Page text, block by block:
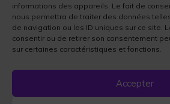
informations des appareils. Le fait de
nous permettra de traiter des données
de navigation ou les ID uniques sur ce site.
consentir ou de retirer son consentement
sur certaines caractéristiques et fonctions.
Accepter
Faits divers